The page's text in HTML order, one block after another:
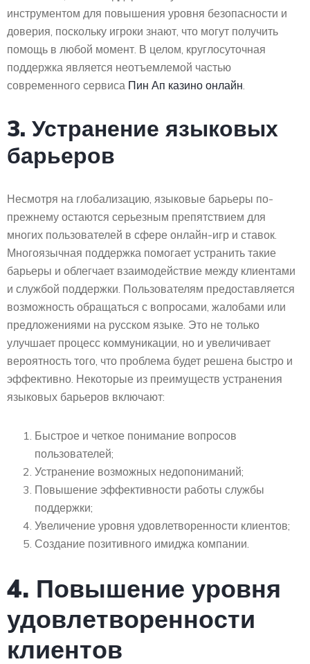
инструментом для повышения уровня безопасности и
доверия, поскольку игроки знают, что могут получить
помощь в любой момент. В целом, круглосуточная
поддержка является неотъемлемой частью
современного сервиса Пин Ап казино онлайн.
3. Устранение языковых
барьеров
Несмотря на глобализацию, языковые барьеры по-
прежнему остаются серьезным препятствием для
многих пользователей в сфере онлайн-игр и ставок.
Многоязычная поддержка помогает устранить такие
барьеры и облегчает взаимодействие между клиентами
и службой поддержки. Пользователям предоставляется
возможность обращаться с вопросами, жалобами или
предложениями на русском языке. Это не только
улучшает процесс коммуникации, но и увеличивает
вероятность того, что проблема будет решена быстро и
эффективно. Некоторые из преимуществ устранения
языковых барьеров включают:
Быстрое и четкое понимание вопросов
пользователей;
Устранение возможных недопониманий;
Повышение эффективности работы службы
поддержки;
Увеличение уровня удовлетворенности клиентов;
Создание позитивного имиджа компании.
4. Повышение уровня
удовлетворенности
клиентов